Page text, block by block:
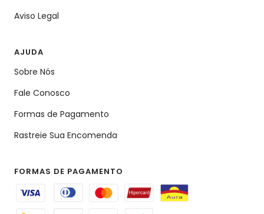
Aviso Legal
AJUDA
Sobre Nós
Fale Conosco
Formas de Pagamento
Rastreie Sua Encomenda
FORMAS DE PAGAMENTO